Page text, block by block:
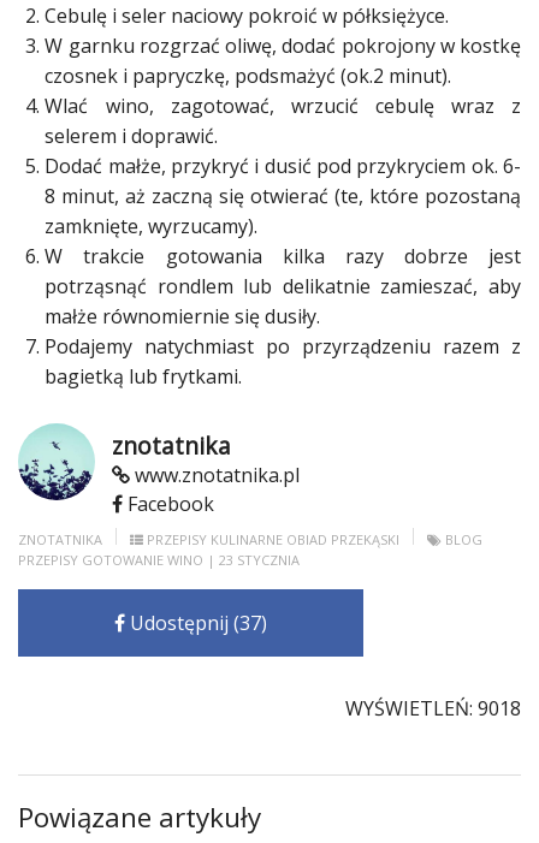
galerię
Dodaj
Cebulę i seler naciowy pokroić w półksiężyce.
W garnku rozgrzać oliwę, dodać pokrojony w kostkę
czosnek i papryczkę, podsmażyć (ok.2 minut).
Wlać wino, zagotować, wrzucić cebulę wraz z
selerem i doprawić.
Dodać małże, przykryć i dusić pod przykryciem ok. 6-
8 minut, aż zaczną się otwierać (te, które pozostaną
zamknięte, wyrzucamy).
W trakcie gotowania kilka razy dobrze jest
potrząsnąć rondlem lub delikatnie zamieszać, aby
małże równomiernie się dusiły.
Podajemy natychmiast po przyrządzeniu razem z
bagietką lub frytkami.
znotatnika
www.znotatnika.pl
Facebook
ZNOTATNIKA PRZEPISY KULINARNE OBIAD PRZEKĄSKI
BLOG
PRZEPISY GOTOWANIE WINO | 23 STYCZNIA
Udostępnij (37)
WYŚWIETLEŃ: 9018
Powiązane artykuły